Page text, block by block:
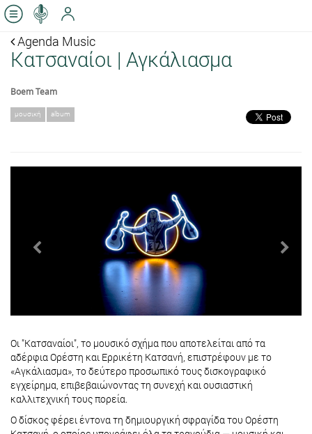
Agenda Music
Κατσαναίοι | Αγκάλιασμα
Boem Team
μουσική album
Οι "Κατσαναίοι", το μουσικό σχήμα που αποτελείται από τα
αδέρφια Ορέστη και Ερρικέτη Κατσανή, επιστρέφουν με το
«Αγκάλιασμα», το δεύτερο προσωπικό τους δισκογραφικό
εγχείρημα, επιβεβαιώνοντας τη συνεχή και ουσιαστική
καλλιτεχνική τους πορεία.
Ο δίσκος φέρει έντονα τη δημιουργική σφραγίδα του Ορέστη